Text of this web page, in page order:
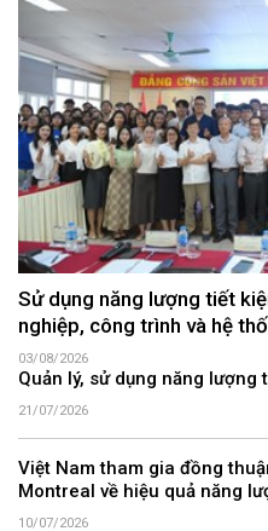
Sử dụng năng lượng tiết
nghiệp, công trình và hệ
03/08/2026
Quản lý, sử dụng năng lượng
21/07/2026
Việt Nam tham gia đồng
Montreal về hiệu quả năng
10/07/2026